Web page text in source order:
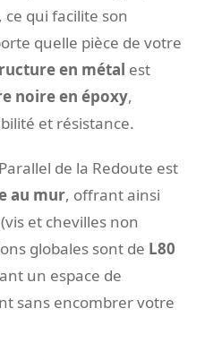
, ce qui facilite son
quelle pièce de votre
en métal est
noire en époxy,
et résistance.
Parallel de la Redoute est
au mur, offrant ainsi
et chevilles non
globales sont de L80
un espace de
sans encombrer votre